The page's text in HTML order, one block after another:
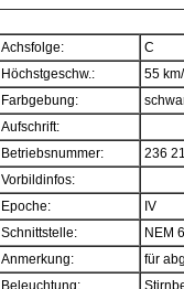
Achsfolge:
C
Höchstgeschw.:
55
Farbgebung:
Aufschrift:
Betriebsnummer:
236
Vorbildinfos:
Epoche:
IV
Schnittstelle:
NEM
Anmerkung:
für
Beleuchtung: